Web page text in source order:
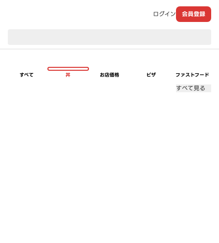
ログイン 会員登録
すべて 丼 お店価格 ピザ ファストフード
すべて見る